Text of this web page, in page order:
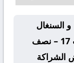
👟 شاهد الآن لقاء المغرب تحت 17 و السنغال
تحت 17 في كأس أمم إفريقيا تحت 17 – نصف
الشراكة